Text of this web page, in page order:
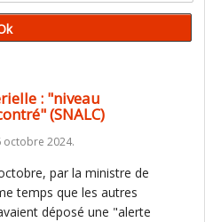
: "niveau
(SNALC)
octobre 2024.
par la ministre de
temps que les autres
déposé une "alerte